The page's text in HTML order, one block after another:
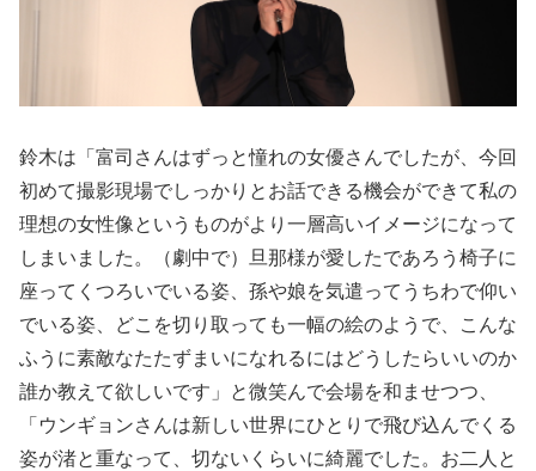
鈴木は「富司さんはずっと憧れの女優さんでしたが、今回
初めて撮影現場でしっかりとお話できる機会ができて私の
理想の女性像というものがより一層高いイメージになって
しまいました。（劇中で）旦那様が愛したであろう椅子に
座ってくつろいでいる姿、孫や娘を気遣ってうちわで仰い
でいる姿、どこを切り取っても一幅の絵のようで、こんな
ふうに素敵なたたずまいになれるにはどうしたらいいのか
誰か教えて欲しいです」と微笑んで会場を和ませつつ、
「ウンギョンさんは新しい世界にひとりで飛び込んでくる
姿が渚と重なって、切ないくらいに綺麗でした。お二人と